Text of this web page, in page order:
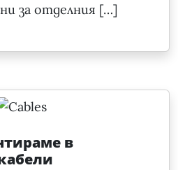
за отделния […]
в